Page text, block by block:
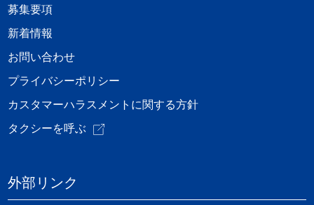
募集要項
新着情報
お問い合わせ
プライバシーポリシー
カスタマーハラスメントに関する方針
タクシーを呼ぶ
外部リンク